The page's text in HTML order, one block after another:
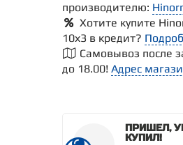
производителю:
Хотите купите
10х3 в кредит?
Самовывоз после
до 18.00! Адрес
ПРИШЕЛ,
КУПИЛ!